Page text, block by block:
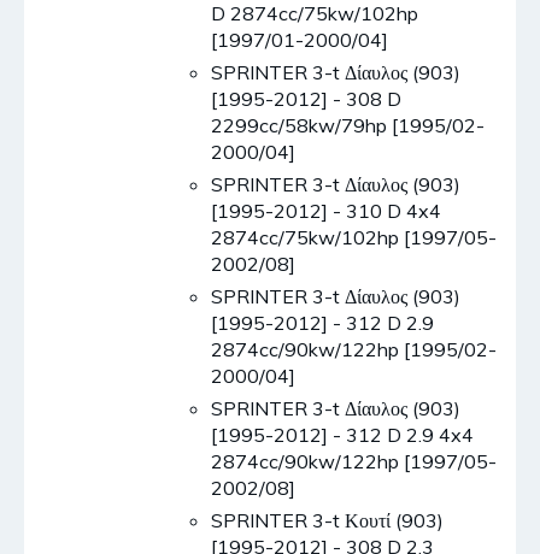
D 2874cc/75kw/102hp
[1997/01-2000/04]
SPRINTER 3-t Δίαυλος (903)
[1995-2012] - 308 D
2299cc/58kw/79hp [1995/02-
2000/04]
SPRINTER 3-t Δίαυλος (903)
[1995-2012] - 310 D 4x4
2874cc/75kw/102hp [1997/05-
2002/08]
SPRINTER 3-t Δίαυλος (903)
[1995-2012] - 312 D 2.9
2874cc/90kw/122hp [1995/02-
2000/04]
SPRINTER 3-t Δίαυλος (903)
[1995-2012] - 312 D 2.9 4x4
2874cc/90kw/122hp [1997/05-
2002/08]
SPRINTER 3-t Κουτί (903)
[1995-2012] - 308 D 2.3